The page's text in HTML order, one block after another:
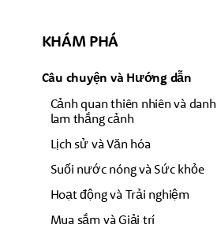
KHÁM PHÁ
Câu chuyện và Hướng dẫn
Cảnh quan thiên nhiên và danh
lam thắng cảnh
Lịch sử và Văn hóa
Suối nước nóng và Sức khỏe
Hoạt động và Trải nghiệm
Mua sắm và Giải trí